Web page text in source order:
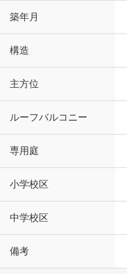
築年月
構造
主方位
ルーフバルコニー
専用庭
小学校区
中学校区
備考